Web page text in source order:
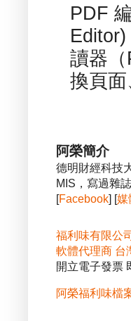
PDF
讀器
換頁
阿榮簡介
德明財經科技
MIS，寫過雜誌
[Facebook] [媒
福利味有限公司
軟體代理商 台
開立電子發票
阿榮福利味檔